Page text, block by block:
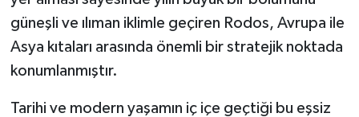
güneşli ve ılıman iklimle geçiren Rodos, Avrupa ile
Asya kıtaları arasında önemli bir stratejik noktada
konumlanmıştır.
Tarihi ve modern yaşamın iç içe geçtiği bu eşsiz